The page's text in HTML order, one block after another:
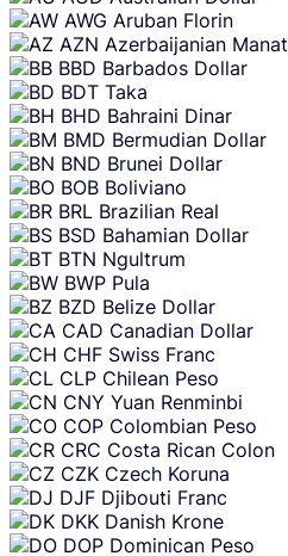
AWG Aruban Florin
AZN Azerbaijanian Manat
BBD Barbados Dollar
BDT Taka
BHD Bahraini Dinar
BMD Bermudian Dollar
BND Brunei Dollar
BOB Boliviano
BRL Brazilian Real
BSD Bahamian Dollar
BTN Ngultrum
BWP Pula
BZD Belize Dollar
CAD Canadian Dollar
CHF Swiss Franc
CLP Chilean Peso
CNY Yuan Renminbi
COP Colombian Peso
CRC Costa Rican Colon
CZK Czech Koruna
DJF Djibouti Franc
DKK Danish Krone
DOP Dominican Peso